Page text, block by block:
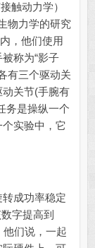
触动力学）
物力学的研究
，他们使用
称为“影子
有三个驱动关
关节(手腕有
务是操纵一个
实验中，它
成功率稳定
字提高到
他们说，一起